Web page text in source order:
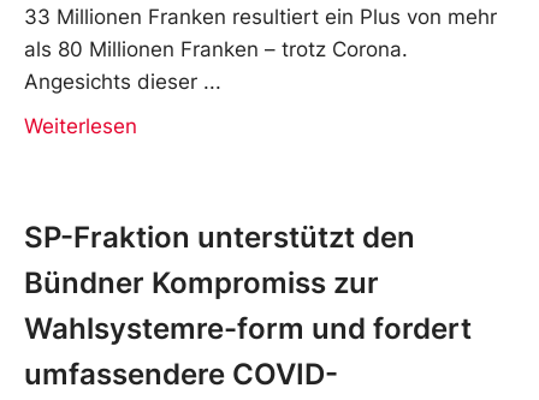
33 Millionen Franken resultiert ein Plus von mehr
als 80 Millionen Franken – trotz Corona.
Angesichts dieser
Weiterlesen
SP-Fraktion unterstützt den
Bündner Kompromiss zur
Wahlsystemre-form und fordert
umfassendere COVID-